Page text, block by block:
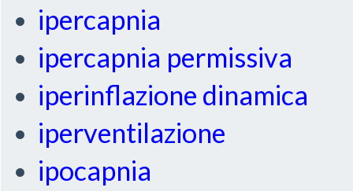
ipercapnia
ipercapnia permissiva
iperinflazione dinamica
iperventilazione
ipocapnia